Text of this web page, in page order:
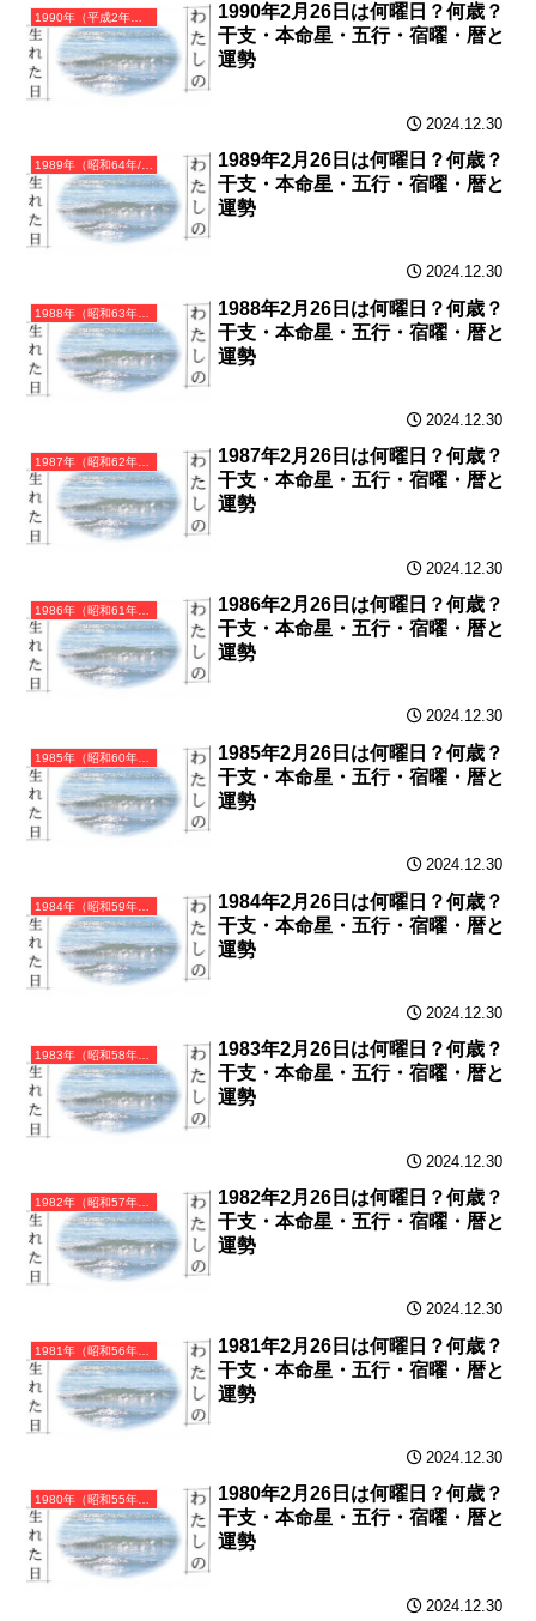
1990年（平成2年）庚午（かのえうま）・午年（うま年）カレンダー（月曜はじまり）
1990年2月26日は何曜日？何歳？
干支・本命星・五行・宿曜・暦と
運勢
2024.12.30
1989年（昭和64年/平成元年）己巳（つちのとみ）・巳年（へび年）カレンダー（月曜はじまり）
1989年2月26日は何曜日？何歳？
干支・本命星・五行・宿曜・暦と
運勢
2024.12.30
1988年（昭和63年）戊辰（つちのえたつ）・辰年（たつ年）カレンダー（月曜はじまり）
1988年2月26日は何曜日？何歳？
干支・本命星・五行・宿曜・暦と
運勢
2024.12.30
1987年（昭和62年）丁卯（ひのとう）・卯年（うさぎ年）カレンダー（月曜はじまり）
1987年2月26日は何曜日？何歳？
干支・本命星・五行・宿曜・暦と
運勢
2024.12.30
1986年（昭和61年）丙寅（ひのえとら）・寅年（とら年）カレンダー（月曜はじまり）
1986年2月26日は何曜日？何歳？
干支・本命星・五行・宿曜・暦と
運勢
2024.12.30
1985年（昭和60年）乙丑（きのとうし）・丑年（うし年）カレンダー（月曜はじまり）
1985年2月26日は何曜日？何歳？
干支・本命星・五行・宿曜・暦と
運勢
2024.12.30
1984年（昭和59年）甲子（きのえね）・子年（ねずみ年）カレンダー（月曜はじまり）
1984年2月26日は何曜日？何歳？
干支・本命星・五行・宿曜・暦と
運勢
2024.12.30
1983年（昭和58年）癸亥（みずのとい）・亥年（いのしし年）カレンダー（月曜はじまり）
1983年2月26日は何曜日？何歳？
干支・本命星・五行・宿曜・暦と
運勢
2024.12.30
1982年（昭和57年）壬戌（みずのえいぬ）・戌年（いぬ年）カレンダー（月曜はじまり）
1982年2月26日は何曜日？何歳？
干支・本命星・五行・宿曜・暦と
運勢
2024.12.30
1981年（昭和56年）辛酉（かのととり）・酉年（とり年）カレンダー（月曜はじまり）
1981年2月26日は何曜日？何歳？
干支・本命星・五行・宿曜・暦と
運勢
2024.12.30
1980年（昭和55年）庚申（かのえさる）・申年（さる年）カレンダー（月曜はじまり）
1980年2月26日は何曜日？何歳？
干支・本命星・五行・宿曜・暦と
運勢
2024.12.30